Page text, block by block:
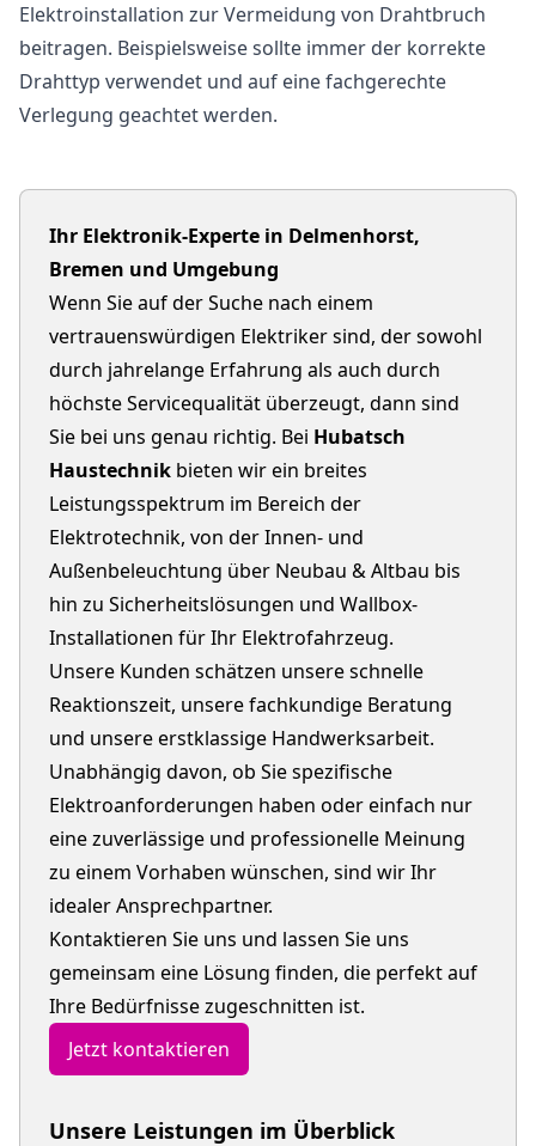
Elektroinstallation zur Vermeidung von Drahtbruch
beitragen. Beispielsweise sollte immer der korrekte
Drahttyp verwendet und auf eine fachgerechte
Verlegung geachtet werden.
Ihr Elektronik-Experte in Delmenhorst,
Bremen und Umgebung
Wenn Sie auf der Suche nach einem
vertrauenswürdigen Elektriker sind, der sowohl
durch jahrelange Erfahrung als auch durch
höchste Servicequalität überzeugt, dann sind
Sie bei uns genau richtig. Bei Hubatsch
Haustechnik bieten wir ein breites
Leistungsspektrum im Bereich der
Elektrotechnik, von der Innen- und
Außenbeleuchtung über Neubau & Altbau bis
hin zu Sicherheitslösungen und Wallbox-
Installationen für Ihr Elektrofahrzeug.
Unsere Kunden schätzen unsere schnelle
Reaktionszeit, unsere fachkundige Beratung
und unsere erstklassige Handwerksarbeit.
Unabhängig davon, ob Sie spezifische
Elektroanforderungen haben oder einfach nur
eine zuverlässige und professionelle Meinung
zu einem Vorhaben wünschen, sind wir Ihr
idealer Ansprechpartner.
Kontaktieren Sie uns und lassen Sie uns
gemeinsam eine Lösung finden, die perfekt auf
Ihre Bedürfnisse zugeschnitten ist.
Jetzt kontaktieren
Unsere Leistungen im Überblick